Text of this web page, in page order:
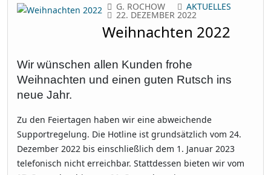
G. ROCHOW AKTUELLES
22. DEZEMBER 2022
Weihnachten 2022
Wir wünschen allen Kunden frohe
Weihnachten und einen guten Rutsch ins
neue Jahr.
Zu den Feiertagen haben wir eine abweichende
Supportregelung. Die Hotline ist grundsätzlich vom 24.
Dezember 2022 bis einschließlich dem 1. Januar 2023
telefonisch nicht erreichbar. Stattdessen bieten wir vom